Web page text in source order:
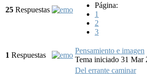
25 Respuestas
Página:
1
2
3
1 Respuestas
Pensamiento e imagen
Tema iniciado 31 Mar
Del errante caminar